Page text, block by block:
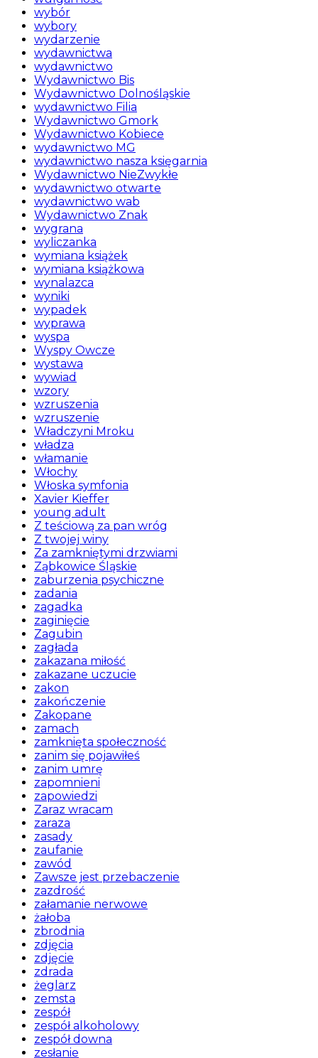
wybór
wybory
wydarzenie
wydawnictwa
wydawnictwo
Wydawnictwo Bis
Wydawnictwo Dolnośląskie
wydawnictwo Filia
Wydawnictwo Gmork
Wydawnictwo Kobiece
wydawnictwo MG
wydawnictwo nasza księgarnia
Wydawnictwo NieZwykłe
wydawnictwo otwarte
wydawnictwo wab
Wydawnictwo Znak
wygrana
wyliczanka
wymiana książek
wymiana książkowa
wynalazca
wyniki
wypadek
wyprawa
wyspa
Wyspy Owcze
wystawa
wywiad
wzory
wzruszenia
wzruszenie
Władczyni Mroku
władza
włamanie
Włochy
Włoska symfonia
Xavier Kieffer
young adult
Z teściową za pan wróg
Z twojej winy
Za zamkniętymi drzwiami
Ząbkowice Śląskie
zaburzenia psychiczne
zadania
zagadka
zaginięcie
Zagubin
zagłada
zakazana miłość
zakazane uczucie
zakon
zakończenie
Zakopane
zamach
zamknięta społeczność
zanim się pojawiłeś
zanim umrę
zapomnieni
zapowiedzi
Zaraz wracam
zaraza
zasady
zaufanie
zawód
Zawsze jest przebaczenie
zazdrość
załamanie nerwowe
żałoba
zbrodnia
zdjęcia
zdjęcie
zdrada
żeglarz
zemsta
zespół
zespół alkoholowy
zespół downa
zesłanie